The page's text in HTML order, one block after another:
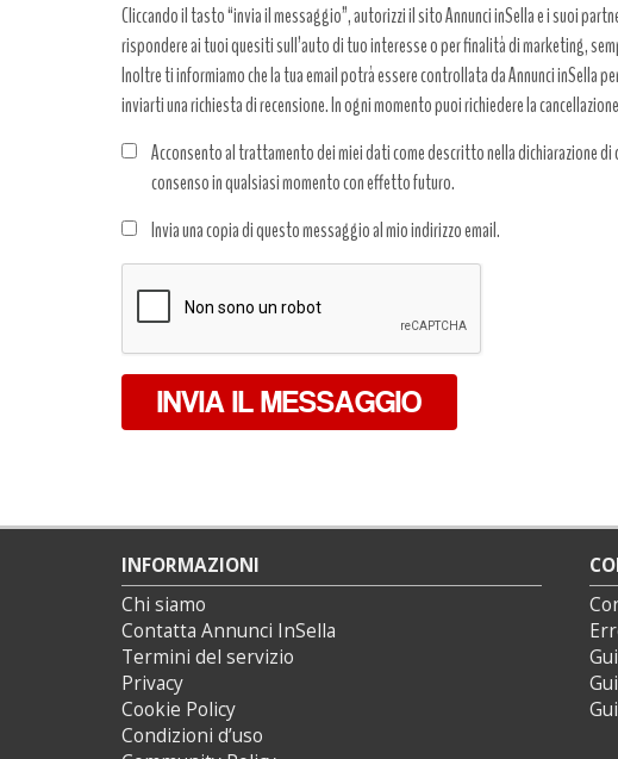
Cliccando il tasto “invia il messaggio”, autorizzi il sito Annunci inSella e i suoi
rispondere ai tuoi quesiti sull’auto di tuo interesse o per finalità di marketing,
Inoltre ti informiamo che la tua email potrà essere controllata da Annunci inSella
inviarti una richiesta di recensione. In ogni momento puoi richiedere la
Acconsento al trattamento dei miei dati come descritto nella dichiarazione di
consenso in qualsiasi momento con effetto futuro.
dati
*
Invia una copia di questo messaggio al mio indirizzo email.
INVIA IL MESSAGGIO
INFORMAZIONI
Chi siamo
Contatta Annunci InSella
Termini del servizio
Privacy
Cookie Policy
Condizioni d’uso